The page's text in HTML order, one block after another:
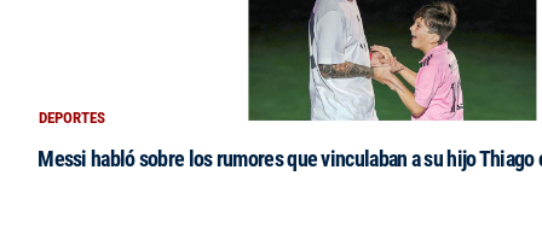
DEPORTES
Messi habló sobre los rumores que vinculaban a su hijo Thiago